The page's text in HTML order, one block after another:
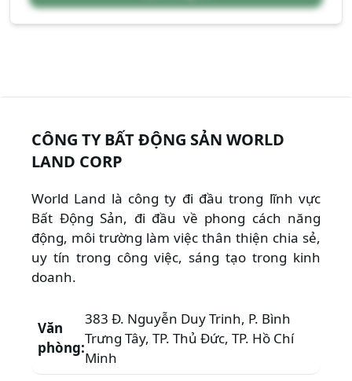
CÔNG TY BẤT ĐỘNG SẢN WORLD
LAND CORP
World Land là công ty đi đầu trong lĩnh vực
Bất Động Sản, đi đầu về phong cách năng
động, môi trường làm việc thân thiện chia sẻ,
uy tín trong công việc, sáng tạo trong kinh
doanh.
Văn
phòng:
383 Đ. Nguyễn Duy Trinh, P. Bình
Trưng Tây, TP. Thủ Đức, TP. Hồ Chí
Minh